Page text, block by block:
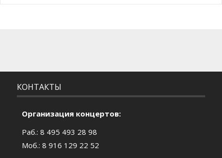
КОНТАКТЫ
Организация концертов:
Раб.: 8 495 493 28 98
Моб.: 8 916 129 22 52